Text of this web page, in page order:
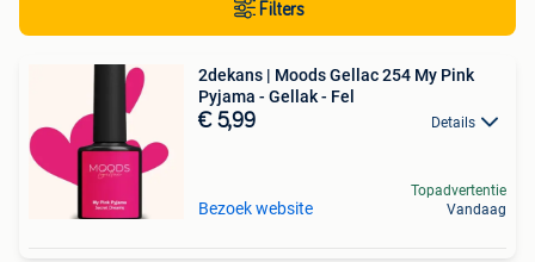
Filters
2dekans | Moods Gellac 254 My Pink
Pyjama - Gellak - Fel
€ 5,99 Details
Bezoek website
Topadvertentie
Vandaag